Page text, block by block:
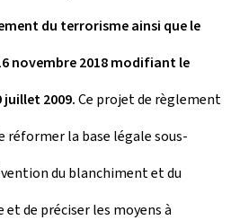
du terrorisme ainsi que le
novembre 2018 modifiant le
2009.Ce projet de règlement
réformer la base légale sous-
du blanchiment et du
de préciser les moyens à